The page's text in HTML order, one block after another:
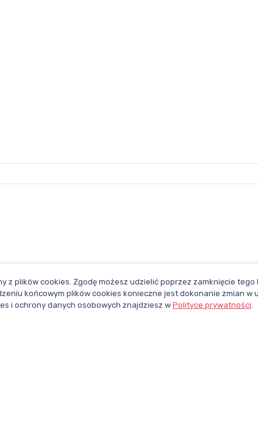
z plików cookies. Zgodę możesz udzielić poprzez zamknięcie
końcowym plików cookies konieczne jest dokonanie zmian w
i ochrony danych osobowych znajdziesz w Polityce prywatności.